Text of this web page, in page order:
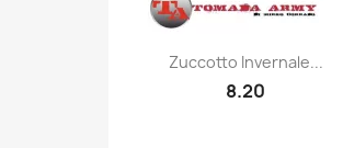
Quick view
Zuccotto Invernale...
8.20